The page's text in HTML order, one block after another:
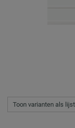
Toon varianten als lijst